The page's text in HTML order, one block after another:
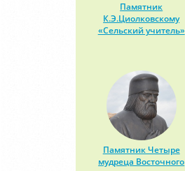
Памятник
К.Э.Циолковскому
«Сельский учитель»
Памятник Четыре
мудреца Восточного